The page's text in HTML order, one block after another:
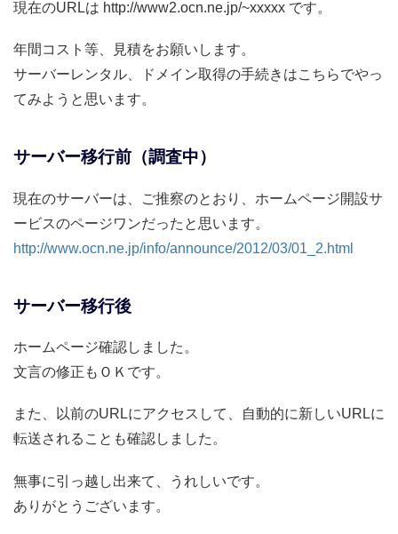
現在のURLは http://www2.ocn.ne.jp/~xxxxx です。
年間コスト等、見積をお願いします。
サーバーレンタル、ドメイン取得の手続きはこちらでやっ
てみようと思います。
サーバー移行前（調査中）
現在のサーバーは、ご推察のとおり、ホームページ開設サ
ービスのページワンだったと思います。
http://www.ocn.ne.jp/info/announce/2012/03/01_2.html
サーバー移行後
ホームページ確認しました。
文言の修正もＯＫです。
また、以前のURLにアクセスして、自動的に新しいURLに
転送されることも確認しました。
無事に引っ越し出来て、うれしいです。
ありがとうございます。